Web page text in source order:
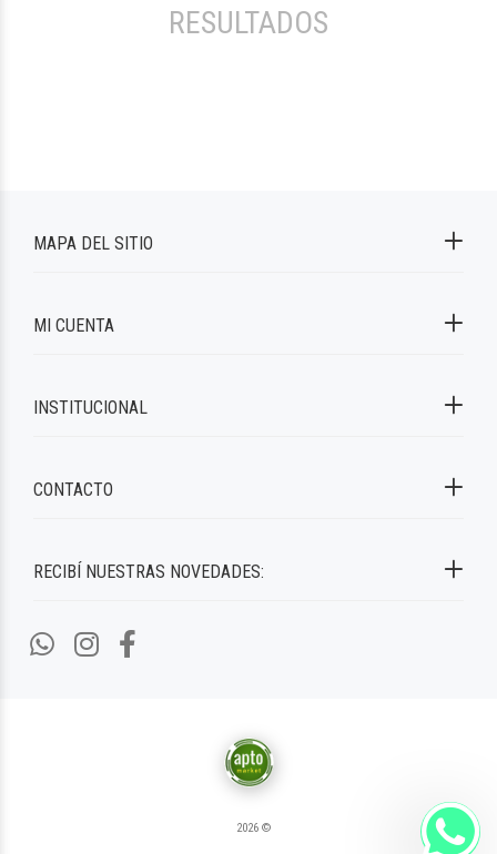
RESULTADOS
RECIBÍ NUESTRAS NOVEDADES:
MAPA DEL SITIO
MI CUENTA
INSTITUCIONAL
CONTACTO
2026 ©